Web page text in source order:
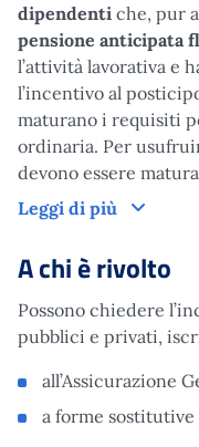
dipendenti che, pur
pensione anticipata
l’attività lavorativa e
l’incentivo al
maturano i requisiti
ordinaria. Per
devono essere
Leggi di più
Cos'è
A chi è rivolto
Possono chiedere
pubblici e privati,
all’Assicurazione
a forme sostitutive